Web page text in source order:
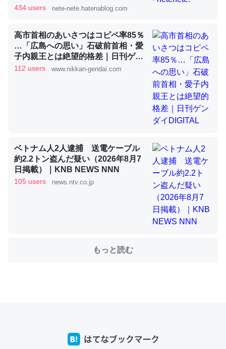
論文では「淡水はカルシウムも酸素も不足してて両方に不
利だから両方が拮抗してるのでは」とあって面白い。海に
いる鋏角類（カブトガニ・ウミグモ）はカルシウムを使わ
ずキチンを強化してる筈だが、酵素が違うのか？
─ニュース :: 【研究発表】昆虫学の大問題＝「昆虫はなぜ海にいな
これを元に考えるとカルシウムを大量に使う脊椎動物と貝
類は苦労してるんだな…。腹足類だと殻を無くしてナメク
ジになったり努力してるし。
─ニュース :: 【研究発表】昆虫学の大問題＝「昆虫はなぜ海にいな
434 users nete-nete.hatenablog.com
高市首相のあいさつはコピペ率85％
…「広島への思い」石破前首相・愛
子内親王とは絶望的格差｜日刊ゲン
ダイDIGITAL
112 users www.nikkan-gendai.com
ベトナム人2人逮捕 送電ケーブル
約2.2トン盗んだ疑い（2026年8月7
日掲載）｜KNB NEWS NNN
105 users news.ntv.co.jp
もっと読む